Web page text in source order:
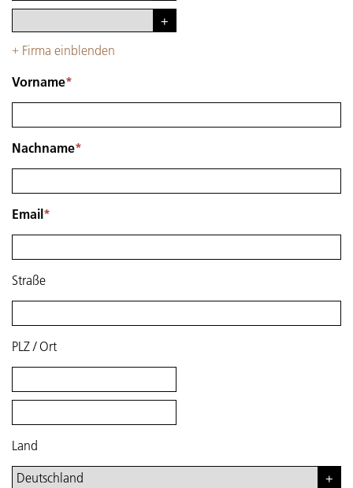
+ Firma einblenden
Vorname*
Nachname*
Email *
Straße
PLZ/Ort
Land